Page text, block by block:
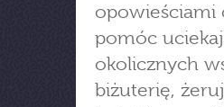
opowieściami
pomóc
okolicznych
biżuterię,